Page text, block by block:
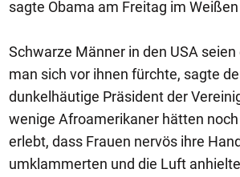
sagte Obama am Freitag im
Schwarze Männer in den USA
man sich vor ihnen fürchte, sagte
dunkelhäutige Präsident der
wenige Afroamerikaner hätten
erlebt, dass Frauen nervös ihre
umklammerten und die Luft